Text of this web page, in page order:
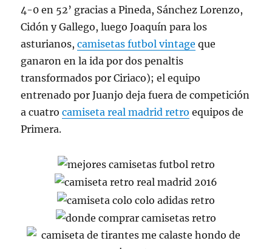
4-0 en 52’ gracias a Pineda, Sánchez Lorenzo,
Cidón y Gallego, luego Joaquín para los
asturianos,camisetas futbol vintage que
ganaron en la ida por dos penaltis
transformados por Ciriaco); el equipo
entrenado por Juanjo deja fuera de competición
a cuatrocamiseta real madrid retro equipos de
Primera.